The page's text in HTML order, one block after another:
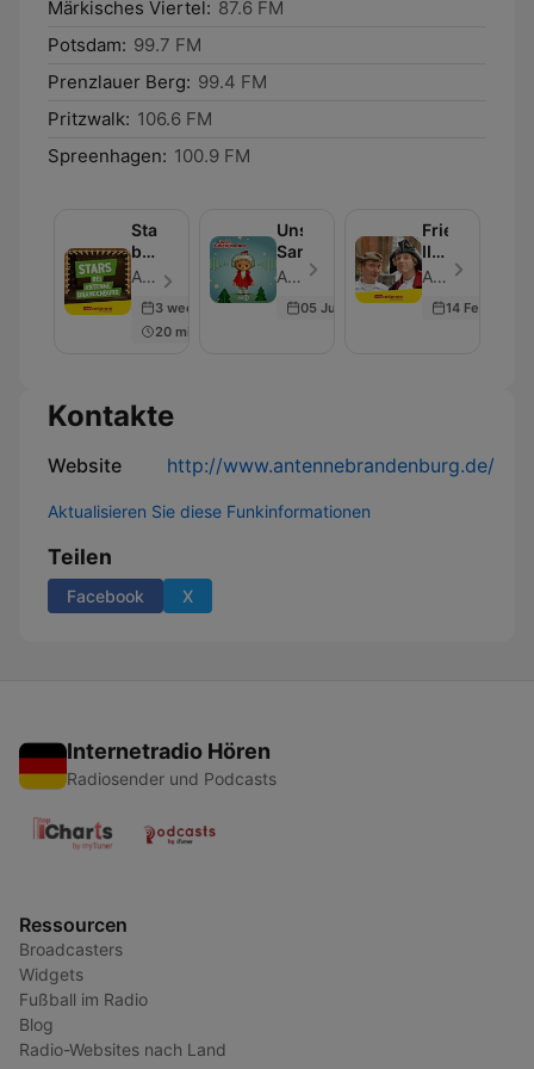
Märkisches Viertel: 87.6 FM
Potsdam: 99.7 FM
Prenzlauer Berg: 99.4 FM
Pritzwalk: 106.6 FM
Spreenhagen: 100.9 FM
Stars
bei
Antenne
Brandenburg
Antenne Brandenburg (rbb) - Folge 60
3 weeks ago
20 min
Unser
Sandmännchen
Antenne Brandenburg (rbb) - Folge 73
05 Jul 2026
Friedrich
II.
und
Müller
Antenne Brandenburg (rbb) - Folge 7
14 Feb 2026
Kontakte
Website http://www.antennebrandenburg.de/
Aktualisieren Sie diese Funkinformationen
Teilen
Facebook X
Internetradio Hören
Radiosender und Podcasts
Ressourcen
Broadcasters
Widgets
Fußball im Radio
Blog
Radio-Websites nach Land